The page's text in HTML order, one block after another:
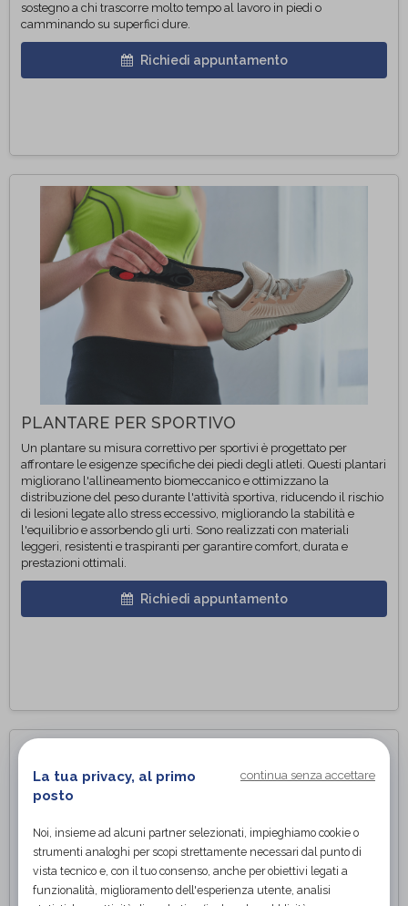
sostegno a chi trascorre molto tempo al lavoro in piedi o
camminando su superfici dure.
Richiedi appuntamento
PLANTARE PER SPORTIVO
Un plantare su misura correttivo per sportivi è progettato per
affrontare le esigenze specifiche dei piedi degli atleti. Questi plantari
migliorano l'allineamento biomeccanico e ottimizzano la
distribuzione del peso durante l'attività sportiva, riducendo il rischio
di lesioni legate allo stress eccessivo, migliorando la stabilità e
l'equilibrio e assorbendo gli urti. Sono realizzati con materiali
leggeri, resistenti e traspiranti per garantire comfort, durata e
prestazioni ottimali.
Richiedi appuntamento
La tua privacy, al primo
posto
continua senza accettare
Noi, insieme ad alcuni partner selezionati, impieghiamo cookie o
strumenti analoghi per scopi strettamente necessari dal punto di
vista tecnico e, con il tuo consenso, anche per obiettivi legati a
funzionalità, miglioramento dell'esperienza utente, analisi